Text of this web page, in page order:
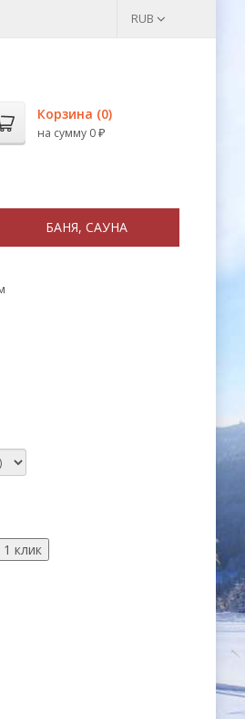
RUB
Корзина (0)
на сумму 0 ₽
БАНЯ, САУНА